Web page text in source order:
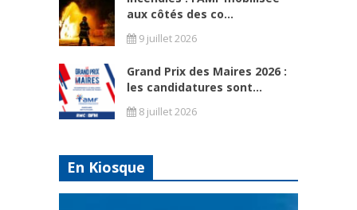
aux côtés des co...
9 juillet 2026
Grand Prix des Maires 2026 :
les candidatures sont...
8 juillet 2026
En Kiosque